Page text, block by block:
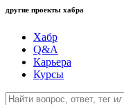
другие проекты хабра
Хабр
Q&A
Карьера
Курсы